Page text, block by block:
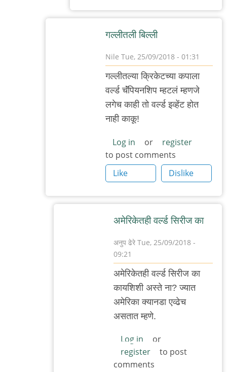
अदिती
गल्लीतली बिल्ली
Nile Tue, 25/09/2018 - 01:31
reply
to
निळेदादा,
by
सामो
गल्लीतल्या क्रिकेटच्या कपाला
वर्ल्ड चॅंपियनशिप म्हटलं म्हणजे
लगेच काही तो वर्ल्ड इव्हेंट होत
नाही काकू!
Log in or
register
to post comments
Like
Dislike
अमेरिकेतही वर्ल्ड सिरीज का
अनुप ढेरे Tue, 25/09/2018 -
09:21
In
reply
by
Nile
अमेरिकेतही वर्ल्ड सिरीज का
कायशिशी अस्ते ना? ज्यात
अमेरिका क्यानडा एव्ढेच
असतात म्हणे.
Log in
or
register
to post
comments